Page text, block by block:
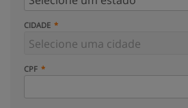
CIDADE
CPF